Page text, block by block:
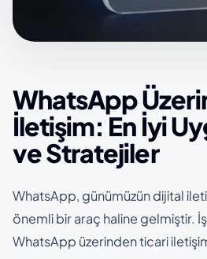
WhatsApp
İletişim: En İyi
ve Stratejiler
WhatsApp, günümüzün dijital
önemli bir araç haline gelmiştir.
WhatsApp üzerinden ticari